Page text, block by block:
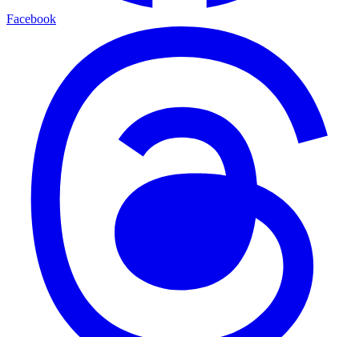
Facebook